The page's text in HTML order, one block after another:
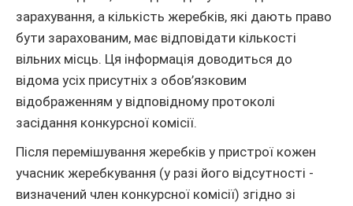
зарахування, а кількість жеребків, які дають право
бути зарахованим, має відповідати кількості
вільних місць. Ця інформація доводиться до
відома усіх присутніх з обов’язковим
відображенням у відповідному протоколі
засідання конкурсної комісії.
Після перемішування жеребків у пристрої кожен
учасник жеребкування (у разі його відсутності -
визначений член конкурсної комісії) згідно зі